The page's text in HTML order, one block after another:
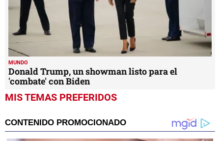
MUNDO
Donald Trump, un showman listo para el
'combate' con Biden
MIS TEMAS PREFERIDOS